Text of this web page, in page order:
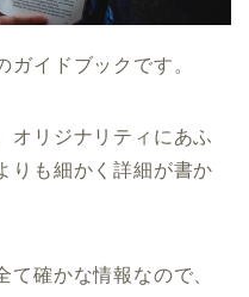
ガイドブックです。
オリジナリティにあふ
りも細かく詳細が書か
て確かな情報なので、